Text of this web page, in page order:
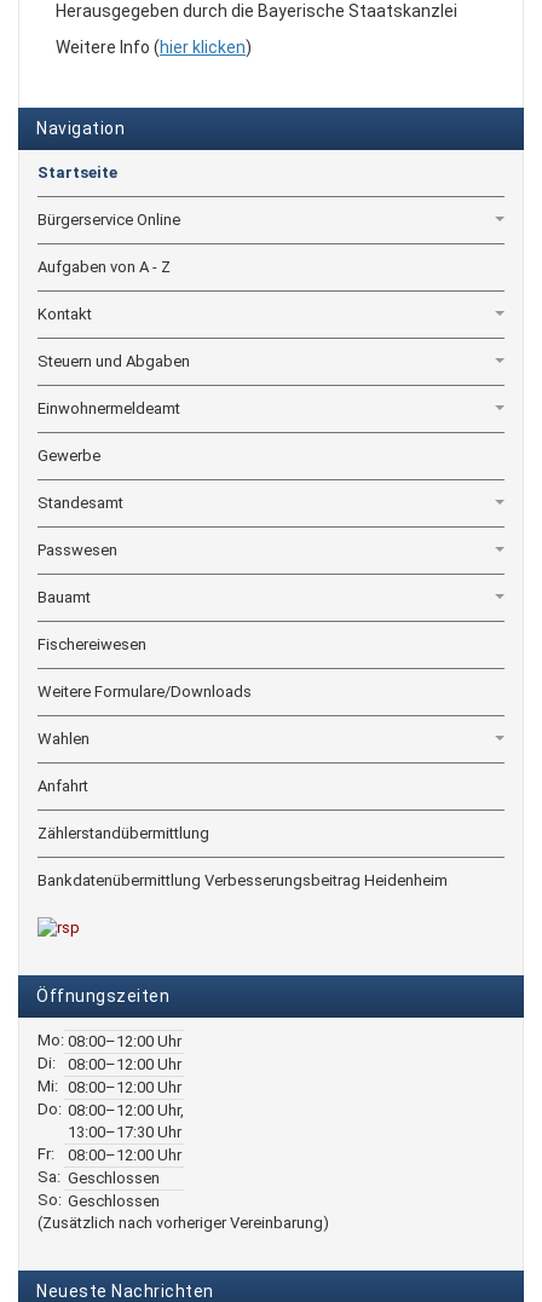
Herausgegeben durch die Bayerische Staatskanzlei
Weitere Info (hier klicken)
Navigation
Startseite
Bürgerservice Online
Aufgaben von A - Z
Kontakt
Steuern und Abgaben
Einwohnermeldeamt
Gewerbe
Standesamt
Passwesen
Bauamt
Fischereiwesen
Weitere Formulare/Downloads
Wahlen
Anfahrt
Zählerstandübermittlung
Bankdatenübermittlung Verbesserungsbeitrag Heidenheim
Öffnungszeiten
Mo: 08:00–12:00 Uhr
Di:
08:00–12:00 Uhr
Mi: 08:00–12:00 Uhr
Do: 08:00–12:00 Uhr,
13:00–17:30 Uhr
Fr:
08:00–12:00 Uhr
Sa: Geschlossen
So: Geschlossen
(Zusätzlich nach vorheriger Vereinbarung)
Neueste Nachrichten